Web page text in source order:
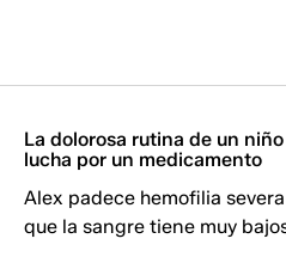
La dolorosa rutina de un
lucha por un medicamento
Alex padece hemofilia
que la sangre tiene muy